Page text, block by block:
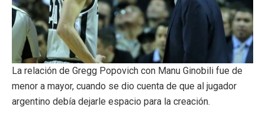
La relación de Gregg Popovich con Manu Ginobili fue de
menor a mayor, cuando se dio cuenta de que al jugador
argentino debía dejarle espacio para la creación.